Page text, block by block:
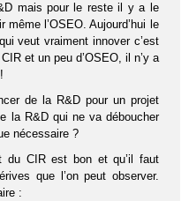
mais pour le reste il y a le
l’OSEO. Aujourd’hui le
veut vraiment innover c’est
et un peu d’OSEO, il n’y a
de la R&D pour un projet
la R&D qui ne va déboucher
nécessaire ?
du CIR est bon et qu’il faut
que l’on peut observer.
: